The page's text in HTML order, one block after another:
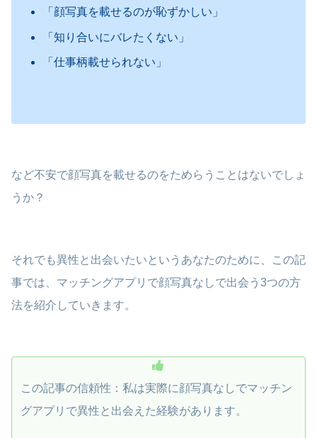
「顔写真を載せるのが恥ずかしい」
「知り合いにバレたくない」
「仕事柄載せられない」
など不安で顔写真を載せるのをためらうことはないでしょ
うか？
それでも異性と出会いたいというあなたのために、この記
事では、マッチングアプリで顔写真なしで出会う3つの方
法を紹介していきます。
この記事の信頼性：私は実際に顔写真なしでマッチン
グアプリで異性と出会えた経験があります。